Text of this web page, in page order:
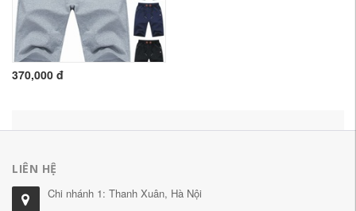
370,000 đ
LIÊN HỆ
Chi nhánh 1: Thanh Xuân, Hà Nội